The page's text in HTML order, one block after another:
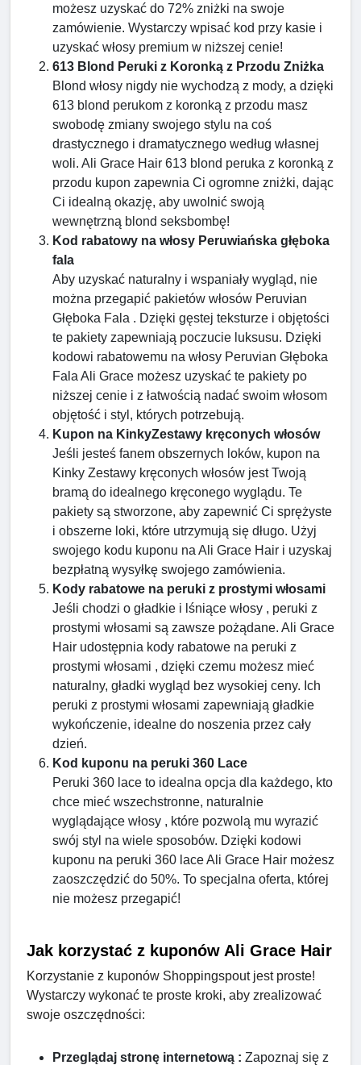
możesz uzyskać do 72% zniżki na swoje
zamówienie. Wystarczy wpisać kod przy kasie i
uzyskać włosy premium w niższej cenie!
613 Blond Peruki z Koronką z Przodu Zniżka
Blond włosy nigdy nie wychodzą z mody, a dzięki
613 blond perukom z koronką z przodu masz
swobodę zmiany swojego stylu na coś
drastycznego i dramatycznego według własnej
woli. Ali Grace Hair 613 blond peruka z koronką z
przodu kupon zapewnia Ci ogromne zniżki, dając
Ci idealną okazję, aby uwolnić swoją
wewnętrzną blond seksbombę!
Kod rabatowy na włosy Peruwiańska głęboka
fala
Aby uzyskać naturalny i wspaniały wygląd, nie
można przegapić pakietów włosów Peruvian
Głęboka Fala . Dzięki gęstej teksturze i objętości
te pakiety zapewniają poczucie luksusu. Dzięki
kodowi rabatowemu na włosy Peruvian Głęboka
Fala Ali Grace możesz uzyskać te pakiety po
niższej cenie i z łatwością nadać swoim włosom
objętość i styl, których potrzebują.
Kupon na KinkyZestawy kręconych włosów
Jeśli jesteś fanem obszernych loków, kupon na
Kinky Zestawy kręconych włosów jest Twoją
bramą do idealnego kręconego wyglądu. Te
pakiety są stworzone, aby zapewnić Ci sprężyste
i obszerne loki, które utrzymują się długo. Użyj
swojego kodu kuponu na Ali Grace Hair i uzyskaj
bezpłatną wysyłkę swojego zamówienia.
Kody rabatowe na peruki z prostymi włosami
Jeśli chodzi o gładkie i lśniące włosy , peruki z
prostymi włosami są zawsze pożądane. Ali Grace
Hair udostępnia kody rabatowe na peruki z
prostymi włosami , dzięki czemu możesz mieć
naturalny, gładki wygląd bez wysokiej ceny. Ich
peruki z prostymi włosami zapewniają gładkie
wykończenie, idealne do noszenia przez cały
dzień.
Kod kuponu na peruki 360 Lace
Peruki 360 lace to idealna opcja dla każdego, kto
chce mieć wszechstronne, naturalnie
wyglądające włosy , które pozwolą mu wyrazić
swój styl na wiele sposobów. Dzięki kodowi
kuponu na peruki 360 lace Ali Grace Hair możesz
zaoszczędzić do 50%. To specjalna oferta, której
nie możesz przegapić!
Jak korzystać z kuponów Ali Grace Hair
Korzystanie z kuponów Shoppingspout jest proste!
Wystarczy wykonać te proste kroki, aby zrealizować
swoje oszczędności:
Przeglądaj stronę internetową : Zapoznaj się z